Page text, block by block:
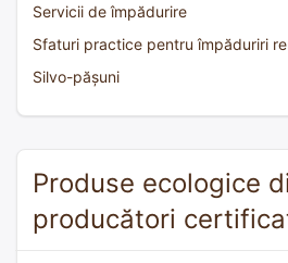
Servicii de împădurire
Sfaturi practice pentru împăduriri
Silvo-pășuni
Produse ecologice
producători